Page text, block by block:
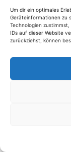
Um dir ein optimales
Geräteinformationen zu
Technologien
IDs auf dieser Website
zurückziehst, können